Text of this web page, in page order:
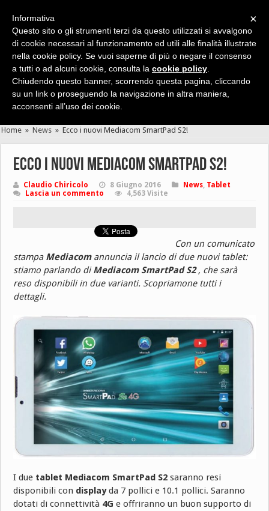
Cerca velocemente news, recensioni, guide, app, giochi ...
Home » News » Ecco i nuovi Mediacom SmartPad S2!
Ecco i nuovi Mediacom SmartPad S2!
Claudio Chiricolo 8 Giugno 2016 News, Tablet
Lascia un commento
4,563 Visite
Con un comunicato
stampa Mediacomannuncia il lancio di due nuovi tablet:
stiamo parlando diMediacom SmartPad S2, che sarà
reso disponibili in due varianti. Scopriamone tutti i
dettagli.
I due tablet Mediacom SmartPad S2 saranno resi
disponibili con displayda 7 pollici e 10.1 pollici. Saranno
dotati di connettività 4G e offriranno un buon supporto di
×
Informativa
Questo sito o gli strumenti terzi da questo utilizzati si avvalgono
di cookie necessari al funzionamento ed utili alle finalità illustrate
nella cookie policy. Se vuoi saperne di più o negare il consenso
a tutti o ad alcuni cookie, consulta la cookie policy
Chiudendo questo banner, scorrendo questa pagina, cliccando
su un link o proseguendo la navigazione in altra maniera,
acconsenti all’uso dei cookie.